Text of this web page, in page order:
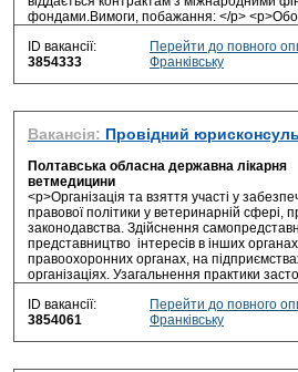
фондами.Вимоги, побажання: </p>
ID вакансії:
3854333
Перейти до повного
Франківську
Вакансія: Провідний
Полтавська обласна державна лікарня
ветмедицини
<p>Організація та взяття участі у
правової політики у ветеринарній сфері,
законодавства. Здійснення
представництво інтересів в інших
правоохоронних органах, на
організаціях. Узагальнення практики
ID вакансії:
3854061
Перейти до повного
Франківську